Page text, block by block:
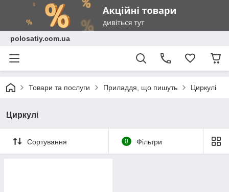
polosatiy.com.ua
Товари та послуги Приладдя, що пишуть Циркулі
Циркулі
Сортування 0 Фільтри